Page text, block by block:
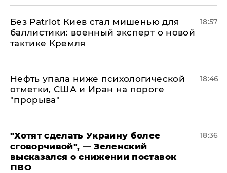
​Без Patriot Киев стал мишенью для
баллистики: военный эксперт о новой
тактике Кремля
18:57
Нефть упала ниже психологической
отметки, США и Иран на пороге
"прорыва"
18:46
​"Хотят сделать Украину более
сговорчивой", — Зеленский
высказался о снижении поставок
ПВО
18:36